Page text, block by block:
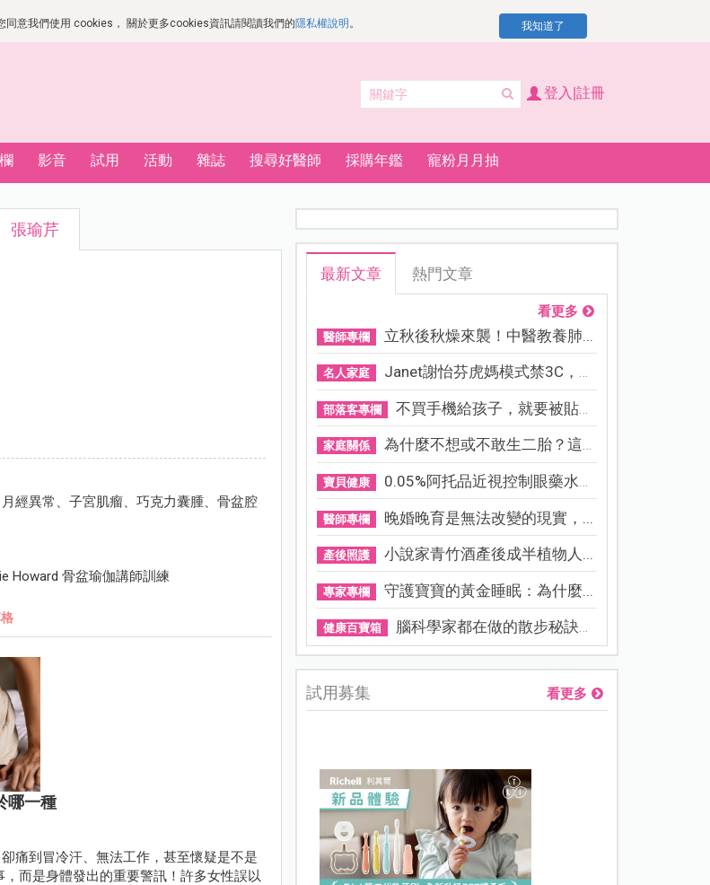
意我們使用 cookies， 關於更多cookies資訊請閱讀我們的隱私權說明 。 我知道了
登入|註冊
影音 試用 活動 雜誌 搜尋好醫師 採購年鑑 寵粉月月抽
張瑜芹
經異常、子宮肌瘤、巧克力囊腫、骨盆腔
Howard 骨盆瑜伽講師訓練
哪一種
痛到冒冷汗、無法工作，甚至懷疑是不是
最新文章 熱門文章
看更多
醫師專欄 立秋後秋燥來襲！中醫教養肺...
名人家庭 Janet謝怡芬虎媽模式禁3C，看...
部落客專欄 不買手機給孩子，就要被貼「...
家庭關係 為什麼不想或不敢生二胎？這8...
寶貝健康 0.05%阿托品近視控制眼藥水納...
醫師專欄 晚婚晚育是無法改變的現實，...
產後照護 小說家青竹酒產後成半植物人...
專家專欄 守護寶寶的黃金睡眠：為什麼...
健康百寶箱 腦科學家都在做的散步秘訣！...
試用募集 看更多